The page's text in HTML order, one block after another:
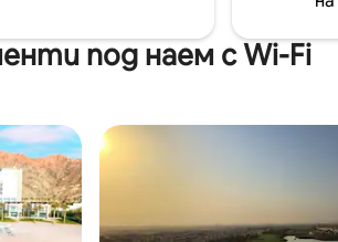
под наем с Wi-Fi